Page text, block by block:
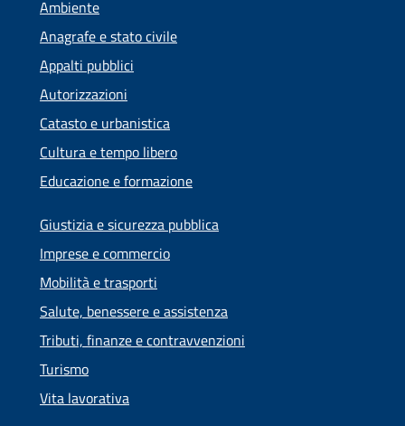
Ambiente
Anagrafe e stato civile
Appalti pubblici
Autorizzazioni
Catasto e urbanistica
Cultura e tempo libero
Educazione e formazione
Giustizia e sicurezza pubblica
Imprese e commercio
Mobilità e trasporti
Salute, benessere e assistenza
Tributi, finanze e contravvenzioni
Turismo
Vita lavorativa